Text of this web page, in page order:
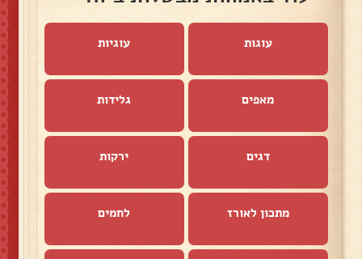
עוגות עוגיות
מאפים גלידות
דגים ירקות
מתכון לאורז לחמים